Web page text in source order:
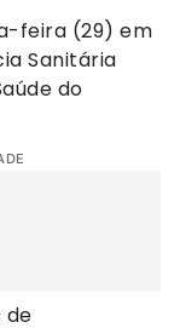
feira (29) em
Sanitária
do
de